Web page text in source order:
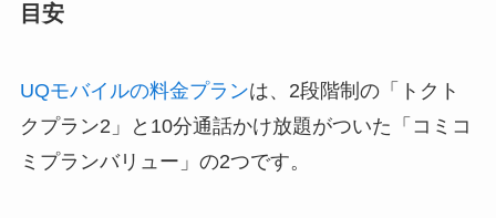
目安
UQモバイルの料金プランは、2段階制の「トクト
クプラン2」と10分通話かけ放題がついた「コミコ
ミプランバリュー」の2つです。